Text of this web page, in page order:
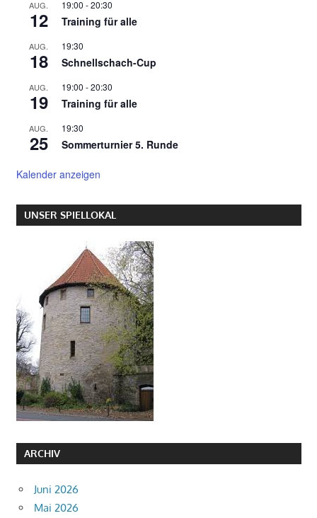
AUG.
12
19:00 -20:30
Training für alle
AUG.
18
19:30
Schnellschach-Cup
AUG.
19
19:00 -20:30
Training für alle
AUG.
25
19:30
Sommerturnier 5. Runde
Kalender anzeigen
UNSER SPIELLOKAL
ARCHIV
Juni 2026
Mai 2026